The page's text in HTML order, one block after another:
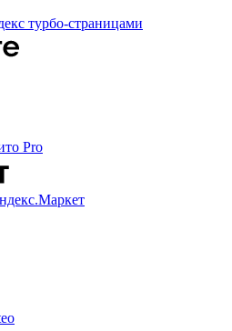
турбо-страницами
Pro